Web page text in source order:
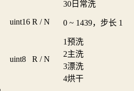
30 日常洗
uint16 R / N 0 ~ 1439，步长 1
uint8 R / N
1预洗
2主洗
3漂洗
4烘干